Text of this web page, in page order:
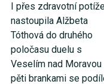
I přes zdravotní
nastoupila Alžbeta
Tóthová do druhého
poločasu duelu s
Veselím nad Moravou
pěti brankami se